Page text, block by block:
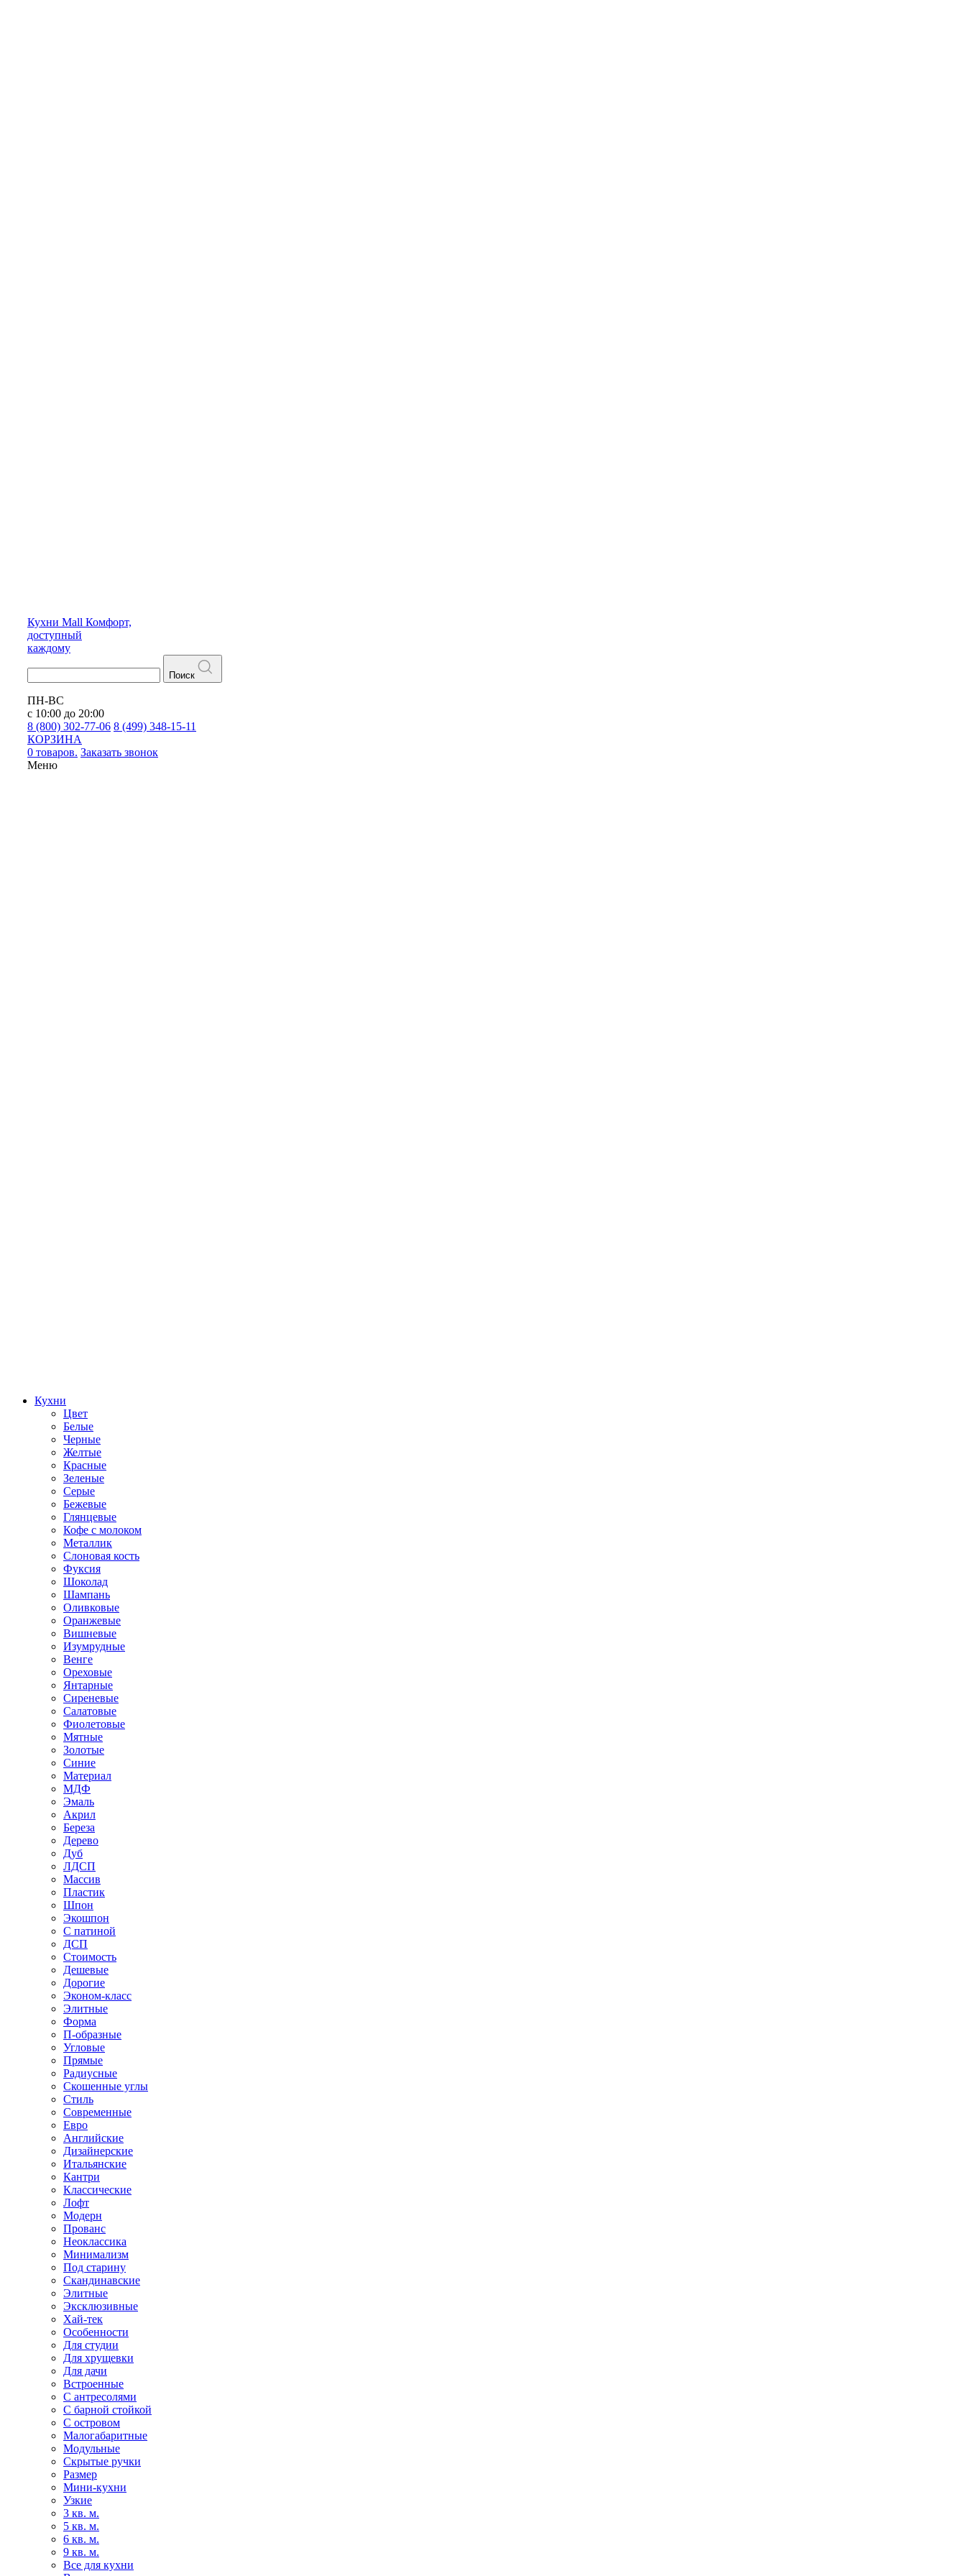
Кухни Mall Комфорт,
доступный
каждому
Поиск
ПН-ВС
с 10:00 до 20:00
8 (800) 302-77-06 8 (499) 348-15-11
КОРЗИНА
0 товаров. Заказать звонок
Меню
Кухни
Цвет
Белые
Черные
Желтые
Красные
Зеленые
Серые
Бежевые
Глянцевые
Кофе с молоком
Металлик
Слоновая кость
Фуксия
Шоколад
Шампань
Оливковые
Оранжевые
Вишневые
Изумрудные
Венге
Ореховые
Янтарные
Сиреневые
Салатовые
Фиолетовые
Мятные
Золотые
Синие
Материал
МДФ
Эмаль
Акрил
Береза
Дерево
Дуб
ЛДСП
Массив
Пластик
Шпон
Экошпон
С патиной
ДСП
Стоимость
Дешевые
Дорогие
Эконом-класс
Элитные
Форма
П-образные
Угловые
Прямые
Радиусные
Скошенные углы
Стиль
Современные
Евро
Английские
Дизайнерские
Итальянские
Кантри
Классические
Лофт
Модерн
Прованс
Неоклассика
Минимализм
Под старину
Скандинавские
Элитные
Эксклюзивные
Хай-тек
Особенности
Для студии
Для хрущевки
Для дачи
Встроенные
С антресолями
С барной стойкой
С островом
Малогабаритные
Модульные
Скрытые ручки
Размер
Мини-кухни
Узкие
3 кв. м.
5 кв. м.
6 кв. м.
9 кв. м.
Все для кухни